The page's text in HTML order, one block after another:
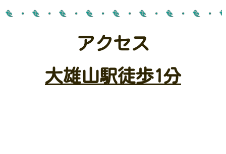
アクセス
大雄山駅徒歩1分